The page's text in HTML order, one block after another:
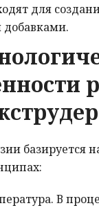
для
базируется
В